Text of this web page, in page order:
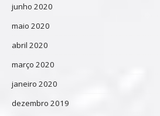
junho 2020
maio 2020
abril 2020
março 2020
janeiro 2020
dezembro 2019